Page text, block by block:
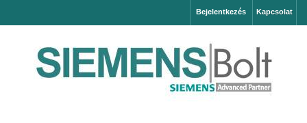
Kapcsolat
Bejelentkezés